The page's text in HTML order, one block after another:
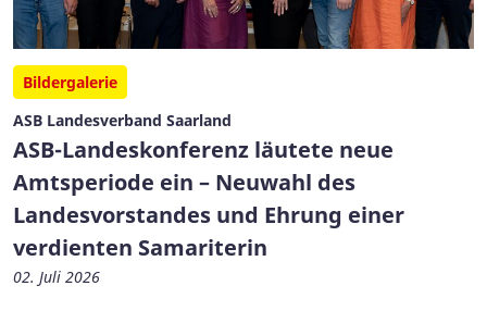
Bildergalerie
ASB Landesverband Saarland
ASB-Landeskonferenz läutete neue
Amtsperiode ein – Neuwahl des
Landesvorstandes und Ehrung einer
verdienten Samariterin
02. Juli 2026